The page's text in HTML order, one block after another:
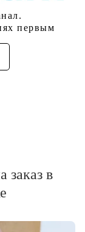
первым
заказ в